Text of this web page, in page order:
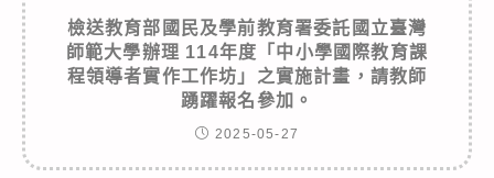
檢送教育部國民及學前教育署委託國立臺灣
師範大學辦理 114年度「中小學國際教育課
程領導者實作工作坊」之實施計畫，請教師
踴躍報名參加。
2025-05-27